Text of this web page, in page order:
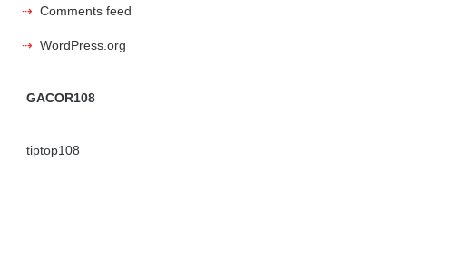
Comments feed
WordPress.org
GACOR108
tiptop108